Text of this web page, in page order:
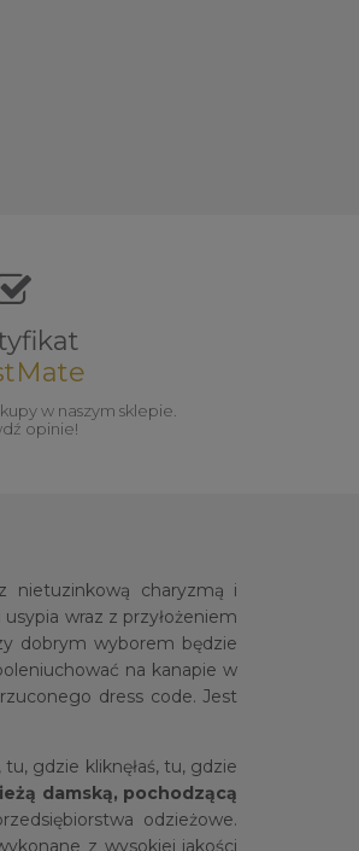
w naszym sklepie.
opinie!
nietuzinkową charyzmą i
wraz z przyłożeniem
dobrym wyborem będzie
na kanapie w
dress code. Jest
gdzie kliknęłaś, tu, gdzie
damską, pochodzącą
odzieżowe.
z wysokiej jakości